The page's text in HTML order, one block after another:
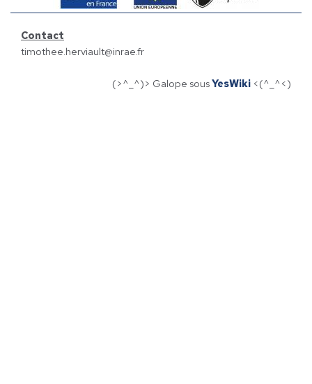
Contact
timothee.herviault@inrae.fr
(>^_^)> Galope sousYesWiki <(^_^<)